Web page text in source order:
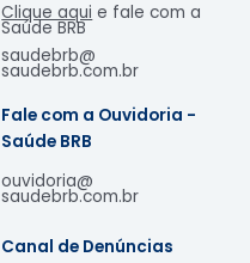
Clique aqui e fale com a
Saúde BRB
saudebrb@
saudebrb.com.br
Fale com a Ouvidoria -
Saúde BRB
ouvidoria@
saudebrb.com.br
Canal de Denúncias